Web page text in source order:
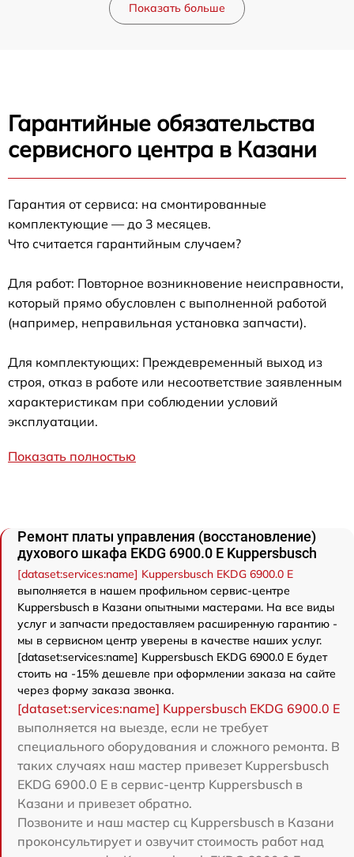
Показать больше
Гарантийные обязательства
сервисного центра в Казани
Гарантия от сервиса: на смонтированные
комплектующие — до 3 месяцев.
Что считается гарантийным случаем?
Для работ: Повторное возникновение неисправности,
который прямо обусловлен с выполненной работой
(например, неправильная установка запчасти).
Для комплектующих: Преждевременный выход из
строя, отказ в работе или несоответствие заявленным
характеристикам при соблюдении условий
эксплуатации.
Показать полностью
Ремонт платы управления (восстановление)
духового шкафа EKDG 6900.0 E Kuppersbusch
[dataset:services:name] Kuppersbusch EKDG 6900.0 E
выполняется в нашем профильном сервис-центре
Kuppersbusch в Казани опытными мастерами. На все виды
услуг и запчасти предоставляем расширенную гарантию -
мы в сервисном центр уверены в качестве наших услуг.
[dataset:services:name] Kuppersbusch EKDG 6900.0 E будет
стоить на -15% дешевле при оформлении заказа на сайте
через форму заказа звонка.
[dataset:services:name] Kuppersbusch EKDG 6900.0 E
выполняется на выезде, если не требует
специального оборудования и сложного ремонта. В
таких случаях наш мастер привезет Kuppersbusch
EKDG 6900.0 E в сервис-центр Kuppersbusch в
Казани и привезет обратно.
Позвоните и наш мастер сц Kuppersbusch в Казани
проконсультирует и озвучит стоимость работ над